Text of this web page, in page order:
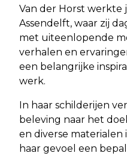
Van der Horst werkte
Assendelft, waar zij
met uiteenlopende
verhalen en
een belangrijke
werk.
In haar schilderijen
beleving naar het
en diverse materialen
haar gevoel een